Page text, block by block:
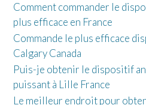
Comment commander le
plus efficace en France
Commande le plus efficace
Calgary Canada
Puis-je obtenir le dispositif
puissant à Lille France
Le meilleur endroit pour